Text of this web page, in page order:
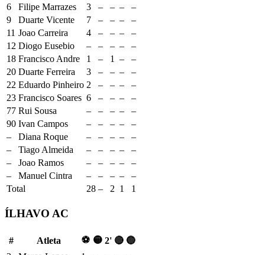
6
Filipe Marrazes 3 – – –
–
9
Duarte Vicente 7 – – –
–
11 Joao Carreira 4 – – –
–
12 Diogo Eusebio – – – –
–
18 Francisco Andre 1 – 1 –
–
20 Duarte Ferreira 3 – – –
–
22 Eduardo Pinheiro 2 – – –
–
23 Francisco Soares 6 – – –
–
77 Rui Sousa – – – –
–
90 Ivan Campos – – – –
–
–
Diana Roque – – – –
–
–
Tiago Almeida – – – –
–
–
Joao Ramos – – – –
–
–
Manuel Cintra – – – –
–
Total
28 – 2 1 1
ÍLHAVO AC
# Atleta ⚽ 🟡 2' 🔴 🔵